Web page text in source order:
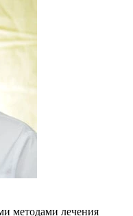
методами лечения